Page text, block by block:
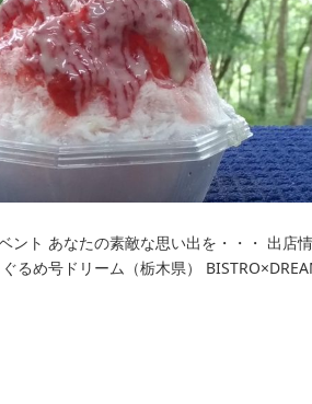
ト あなたの素敵な思い出を・・・ 出店
るめ号ドリーム（栃木県）